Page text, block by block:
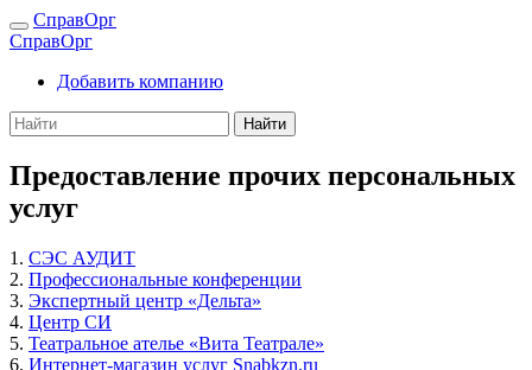
СправОрг
СправОрг
Добавить компанию
Найти
Предоставление прочих персональных
услуг
1. СЭС АУДИТ
2. Профессиональные конференции
3. Экспертный центр «Дельта»
4. Центр СИ
5. Театральное ателье «Вита Театрале»
6. Интернет-магазин услуг Snabkzn.ru